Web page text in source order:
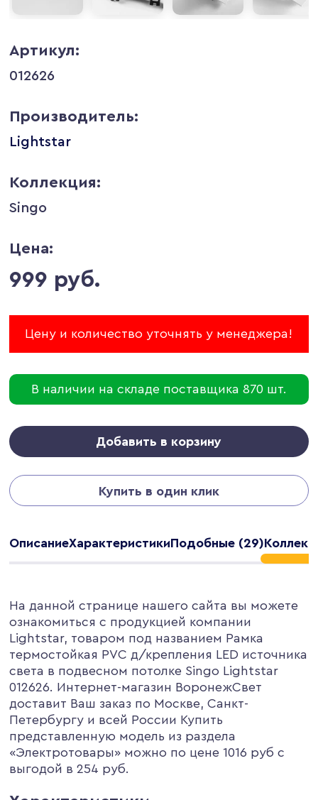
Артикул:
012626
Производитель:
Lightstar
Коллекция:
Singo
Цена:
999 руб.
Цену и количество уточнять у менеджера!
В наличии на складе поставщика 870 шт.
Добавить в корзину
Купить в один клик
ОписаниеХарактеристикиПодобные (29)
На данной странице нашего сайта вы можете
ознакомиться с продукцией компании
Lightstar, товаром под названием Рамка
термостойкая PVC д/крепления LED источника
света в подвесном потолке Singo Lightstar
012626. Интернет-магазин ВоронежСвет
доставит Ваш заказ по Москве, Санкт-
Петербургу и всей России Купить
представленную модель из раздела
«Электротовары» можно по цене 1016 руб с
выгодой в 254 руб.